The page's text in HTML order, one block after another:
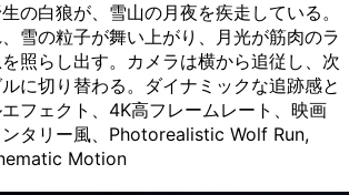
の白狼が、雪山の月夜を疾走している。
雪の粒子が舞い上がり、月光が筋肉のラ
照らし出す。カメラは横から追従し、次
に切り替わる。ダイナミックな追跡感と
フェクト、4K高フレームレート、映画
タリー風、Photorealistic Wolf Run,
Motion